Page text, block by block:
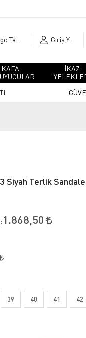
Giriş Yap
KAFA
İKAZ
Siyah Terlik
1.868,50
39 40 41 42